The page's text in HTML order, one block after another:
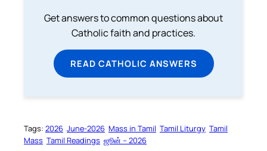
Get answers to common questions about
Catholic faith and practices.
READ CATHOLIC ANSWERS
Tags: 2026 June-2026 Mass in Tamil Tamil Liturgy Tamil
Mass Tamil Readings ஜூன் – 2026